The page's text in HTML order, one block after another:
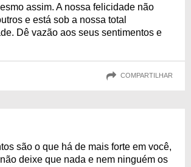
assim. A nossa felicidade não
e está sob a nossa total
Dê vazão aos seus sentimentos e
COMPARTILHAR
são o que há de mais forte em você,
deixe que nada e nem ninguém os